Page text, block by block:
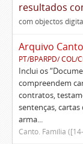
resultados
com objectos
Arquivo
PT/BPARPD/ COL/
Inclui os
compreendem
contratos,
sentenças,
arma...
Canto. Família